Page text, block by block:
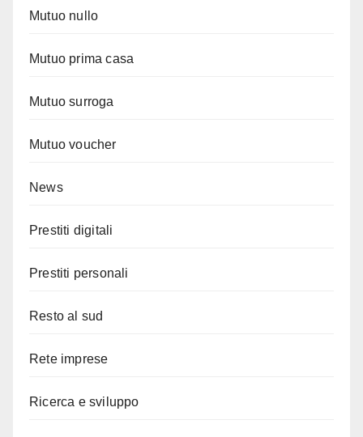
Mutuo nullo
Mutuo prima casa
Mutuo surroga
Mutuo voucher
News
Prestiti digitali
Prestiti personali
Resto al sud
Rete imprese
Ricerca e sviluppo